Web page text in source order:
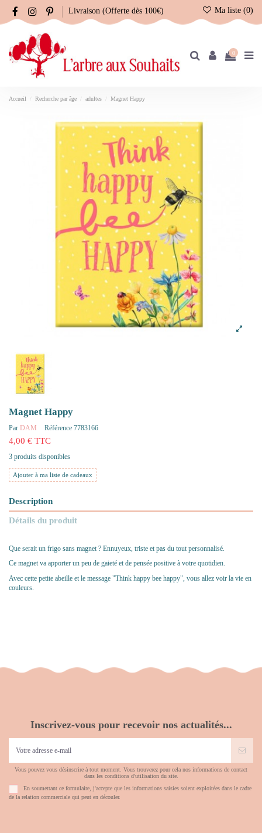
Livraison (Offerte dès 100€) Ma liste (0)
0
Accueil Recherche par âge adultes Magnet Happy
Magnet Happy
Par DAM Référence 7783166
4,00 € TTC
3 produits disponibles
Ajouter à ma liste de cadeaux
Description
Détails du produit
Que serait un frigo sans magnet ? Ennuyeux, triste et pas du tout personnalisé.
Ce magnet va apporter un peu de gaieté et de pensée positive à votre quotidien.
Avec cette petite abeille et le message "Think happy bee happy", vous allez voir la vie en
couleurs.
Inscrivez-vous pour recevoir nos actualités...
Vous pouvez vous désinscrire à tout moment. Vous trouverez pour cela nos informations de contact
dans les conditions d'utilisation du site.
En soumettant ce formulaire, j'accepte que les informations saisies soient exploitées dans le cadre
de la relation commerciale qui peut en découler.